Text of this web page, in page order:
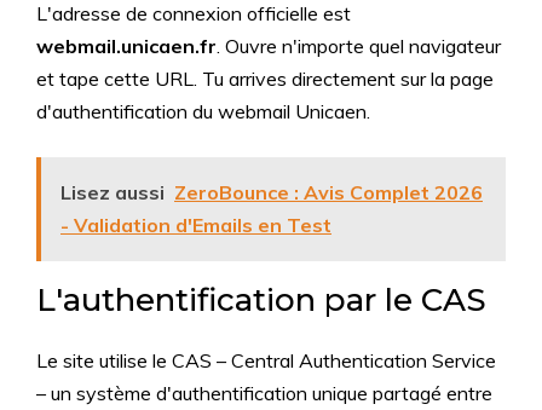
L'adresse de connexion officielle est
webmail.unicaen.fr. Ouvre n'importe quel navigateur
et tape cette URL. Tu arrives directement sur la page
d'authentification du webmail Unicaen.
Lisez aussi ZeroBounce : Avis Complet 2026
- Validation d'Emails en Test
L'authentification par le CAS
Le site utilise le CAS – Central Authentication Service
– un système d'authentification unique partagé entre